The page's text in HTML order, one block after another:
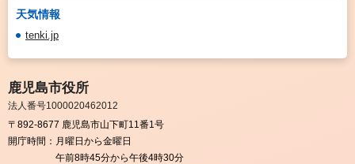
天気情報
tenki.jp
鹿児島市役所
法人番号1000020462012
〒892-8677 鹿児島市山下町11番1号
開庁時間： 月曜日から金曜日
午前8時45分から午後4時30分